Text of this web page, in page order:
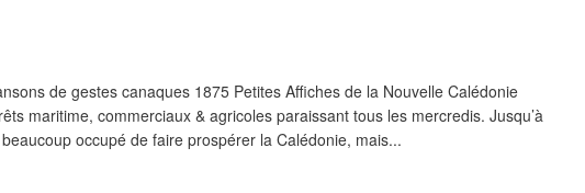
de gestes canaques 1875 Petites Affiches de la Nouvelle Calédonie
maritime, commerciaux & agricoles paraissant tous les mercredis. Jusqu’à
occupé de faire prospérer la Calédonie, mais...